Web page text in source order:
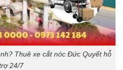
Thuê xe cắt nóc Đức Quyết hỗ
24/7